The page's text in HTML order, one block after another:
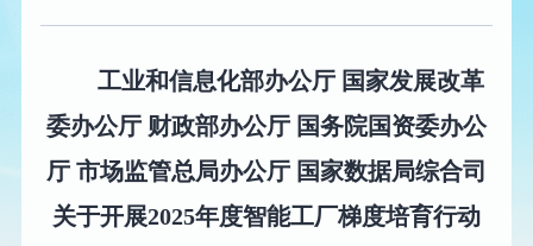
工业和信息化部办公厅 国家发展改革
委办公厅 财政部办公厅 国务院国资委办公
厅 市场监管总局办公厅 国家数据局综合司
关于开展2025年度智能工厂梯度培育行动